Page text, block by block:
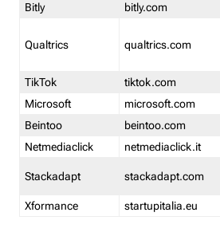
Bitly
bitly.com
Qualtrics qualtrics.com
TikTok
tiktok.com
Microsoft
microsoft.com
Beintoo
beintoo.com
Netmediaclick
netmediaclick.it
Stackadapt stackadapt.com
Xformance
startupitalia.eu